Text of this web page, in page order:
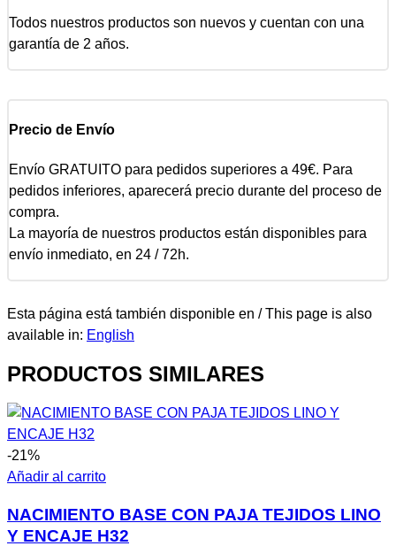
Todos nuestros productos son nuevos y cuentan con una
garantía de 2 años.
Precio de Envío
Envío GRATUITO para pedidos superiores a 49€. Para
pedidos inferiores, aparecerá precio durante del proceso de
compra.
La mayoría de nuestros productos están disponibles para
envío inmediato, en 24 / 72h.
Esta página está también disponible en / This page is also
available in: English
PRODUCTOS SIMILARES
-21%
Añadir al carrito
NACIMIENTO BASE CON PAJA TEJIDOS LINO
Y ENCAJE H32